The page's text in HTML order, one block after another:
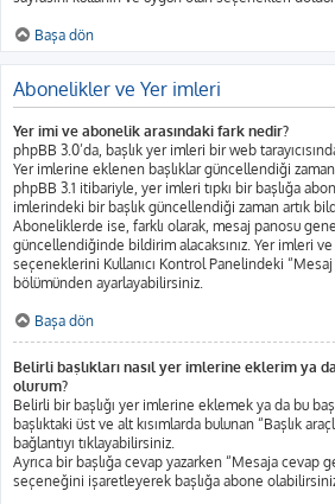
Başa dön
Abonelikler ve Yer imleri
Yer imi ve abonelik arasındaki fark nedir?
phpBB 3.0’da, başlık yer imleri bir web
Yer imlerine eklenen başlıklar güncellendiği zaman
phpBB 3.1 itibariyle, yer imleri tıpkı bir başlığa
imlerindeki bir başlık güncellendiği zaman artık
Aboneliklerde ise, farklı olarak, mesaj panosu
güncellendiğinde bildirim alacaksınız. Yer imleri
seçeneklerini Kullanıcı Kontrol Panelindeki
bölümünden ayarlayabilirsiniz.
Başa dön
Belirli başlıkları nasıl yer imlerine eklerim ya
olurum?
Belirli bir başlığı yer imlerine eklemek ya da bu
başlıktaki üst ve alt kısımlarda bulunan “Başlık
bağlantıyı tıklayabilirsiniz.
Ayrıca bir başlığa cevap yazarken “Mesaja cevap
seçeneğini işaretleyerek başlığa abone